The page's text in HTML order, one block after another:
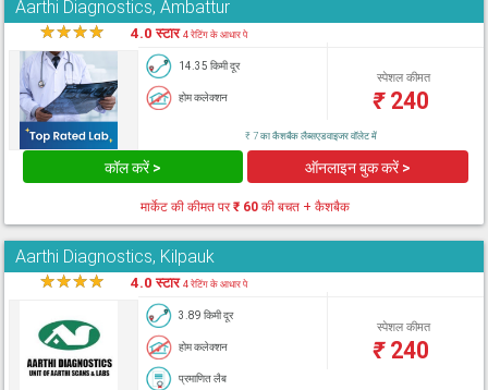
Aarthi Diagnostics, Ambattur
★★★★ 4.0 स्टार4 रेटिंग के आधार पे
14.35 किमी दूर
होम कलेक्शन
स्पेशल कीमत
₹240
₹ 7 का कैशबैक लैब्सएडवाइजर वॉलेट में
कॉल करें > ऑनलाइन बुक करें >
मार्केट की कीमत पर₹ 60 की बचत + कैशबैक
Aarthi Diagnostics, Kilpauk
★★★★ 4.0 स्टार4 रेटिंग के आधार पे
3.89 किमी दूर
होम कलेक्शन
प्रमाणित लैब
स्पेशल कीमत
₹240